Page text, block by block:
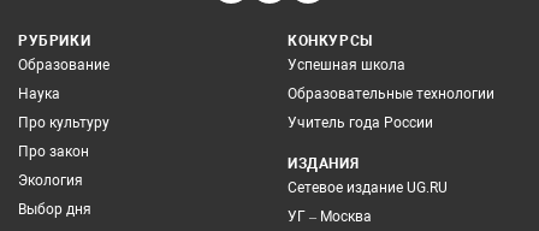
РУБРИКИ
Образование
Наука
Про культуру
Про закон
Экология
Выбор дня
КОНКУРСЫ
Успешная школа
Образовательные технологии
Учитель года России
ИЗДАНИЯ
Сетевое издание UG.RU
УГ – Москва